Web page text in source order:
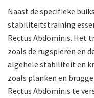
Naast de specifieke
stabiliteitstraining
Rectus Abdominis. Het
zoals de rugspieren en
algehele stabiliteit en
zoals planken en
Rectus Abdominis te